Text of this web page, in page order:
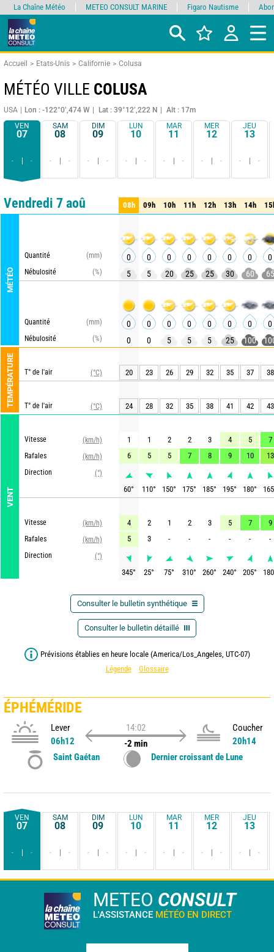
Accueil Etats-Unis Californie Colusa
MÉTÉO VILLE COLUSA
USA Lon : -122°0’,474 W Lat : 39°12’,222 N
Alt : 17m
VEN
07
- -
SAM
08
- -
DIM
09
- -
LUN
10
- -
MAR
11
- -
MER
12
- -
JEU
13
- -
Comparateur détaillé synthétique
Vendredi 7 aoû
MÉTÉO
Quantité
(mm)
Nébulosité
(%)
Quantité
(mm)
Nébulosité
(%)
TEMPÉRATURE T° de l'air (°C)
T° de l'air (°C)
VENT
Vitesse
(km/h)
Rafales
(km/h)
Direction
(°)
Vitesse
(km/h)
Rafales
(km/h)
Direction
(°)
08h 09h 10h 11h 12h 13h 14h
08h 09h 10h 11h 12h 13h 14h
0 0 0 0 0 0 0
0
5
5 20 25 25 30 60 65
0 0 0 0 0 0 0
0
0
0 5 5 5 25 100
20 23 26 29 32 35 37 38
24 28 32 35 38 41 42 43
1 1 2 2 3 4 5
7
6
5 5 7 8 9 10 13
60° 110° 150° 175° 185° 195° 180° 165
4 2 1 2 3 5 7
9
5
3 - - - - - -
345° 25° 75° 310° 260° 240° 205° 180
Consulter le bulletin synthétique
Consulter le bulletin détaillé
Prévisions établies en heure locale (America/Los_Angeles, UTC-07)
Légende
Glossaire
ÉPHÉMÉRIDE
Lever
06h12
14:02
-2 min
Coucher
20h14
Saint Gaétan
Dernier croissant de Lune
VEN
07
- -
SAM
08
- -
DIM
09
- -
LUN
10
- -
MAR
11
- -
MER
12
- -
JEU
13
- -
METEO CONSULT
L'ASSISTANCE MÉTÉO EN DIRECT
La Chaîne Météo METEO CONSULT MARINE Figaro Nautisme